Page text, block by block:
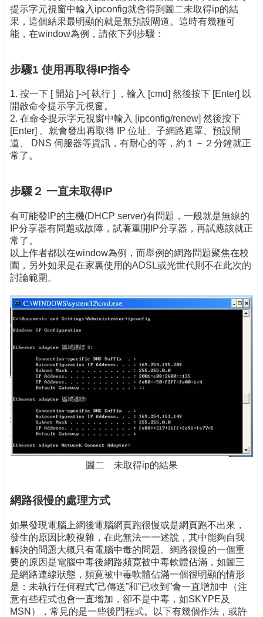
提示字元視窗中輸入ipconfig就會得到圖二未取得ip的結
果，這個結果最明顯的就是無預設閘道。這時有幾種可
能，在window為例，請依下列步驟：
步驟1 使用再取得IP指令
1. 按一下 [ 開始 ]->[ 執行 ] ，輸入 [cmd] 然後按下 [Enter] 以
開啟命令提示字元視窗。
2. 在命令提示字元視窗中輸入 [ipconfig/renew] 然後按下
[Enter] 。就會發出再取得 IP 位址、子網路遮罩、預設閘
道、 DNS 伺服器等資訊，有耐心的等，約１－２分鐘就正
常了。
步驟２ 一直未取得IP
有可能發IP的主機(DHCP server)有問題，一般就是無線的
IP分享器有問題或故障，試著重開IP分享器，再試應該就正
常了。
以上作者都以在window為例，而舉例的網路問題聚焦在校
園，另外如果是在家裏使用的ADSL或光世代則不在此次的
討論範圍。
圖二 未取得ip的結果
網路很慢的處理方式
如果發現電腦上網後電腦網頁跑很慢或是網頁跑不出來，
發生的原因比較複雜，在此無法一一述說，其中能夠自我
解決的問題大概只有電腦中毒的問題。網路很慢的一個重
要的原因是電腦中毒後網路頻寛被中毒軟體佔滿，如圖三
是網路連線狀態，頻寛被中毒軟體佔滿一個很明顯的情形
是：未執行任何程式”己傳送”和”已收到”會一直增加中（注
意有些程式也會一直增加，卻不是中毒，如SKYPE及
MSN），常見的是一些後門程式。以下有幾個作法，或許